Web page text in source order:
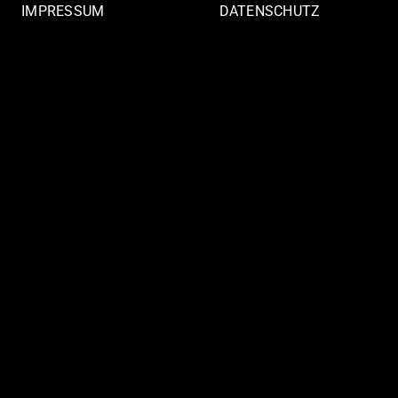
IMPRESSUM DATENSCHUTZ